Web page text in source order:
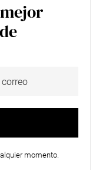
momento.